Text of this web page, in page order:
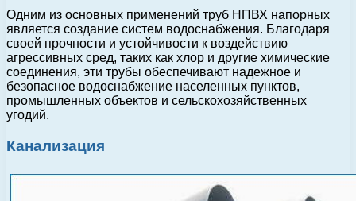
Одним из основных применений труб НПВХ напорных
является создание систем водоснабжения. Благодаря
своей прочности и устойчивости к воздействию
агрессивных сред, таких как хлор и другие химические
соединения, эти трубы обеспечивают надежное и
безопасное водоснабжение населенных пунктов,
промышленных объектов и сельскохозяйственных
угодий.
Канализация